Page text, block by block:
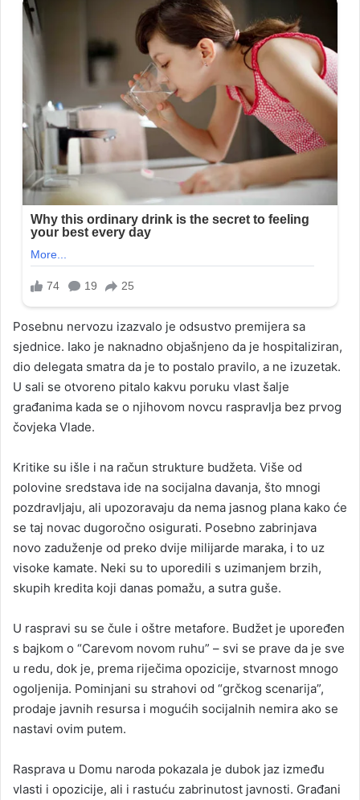
Posebnu nervozu izazvalo je odsustvo premijera sa
sjednice. Iako je naknadno objašnjeno da je hospitaliziran,
dio delegata smatra da je to postalo pravilo, a ne izuzetak.
U sali se otvoreno pitalo kakvu poruku vlast šalje
građanima kada se o njihovom novcu raspravlja bez prvog
čovjeka Vlade.
Kritike su išle i na račun strukture budžeta. Više od
polovine sredstava ide na socijalna davanja, što mnogi
pozdravljaju, ali upozoravaju da nema jasnog plana kako će
se taj novac dugoročno osigurati. Posebno zabrinjava
novo zaduženje od preko dvije milijarde maraka, i to uz
visoke kamate. Neki su to uporedili s uzimanjem brzih,
skupih kredita koji danas pomažu, a sutra guše.
U raspravi su se čule i oštre metafore. Budžet je upoređen
s bajkom o “Carevom novom ruhu” – svi se prave da je sve
u redu, dok je, prema riječima opozicije, stvarnost mnogo
ogoljenija. Pominjani su strahovi od “grčkog scenarija”,
prodaje javnih resursa i mogućih socijalnih nemira ako se
nastavi ovim putem.
Rasprava u Domu naroda pokazala je dubok jaz između
vlasti i opozicije, ali i rastuću zabrinutost javnosti. Građani